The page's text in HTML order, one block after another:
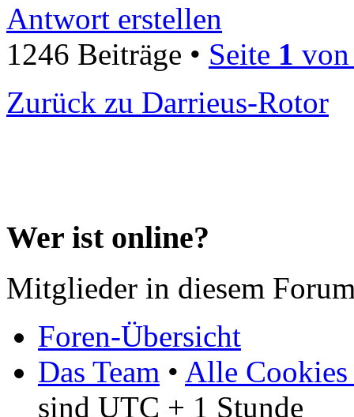
Antwort erstellen
1246 Beiträge • Seite 1
Zurück zu Darrieus-Rotor
Wer ist online?
Mitglieder in diesem
Foren-Übersicht
Das Team • Alle Cookies
sind UTC + 1 Stunde